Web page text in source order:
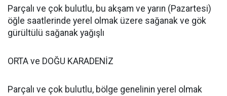
Parçalı ve çok bulutlu, bu akşam ve yarın (Pazartesi)
öğle saatlerinde yerel olmak üzere sağanak ve gök
gürültülü sağanak yağışlı
ORTA ve DOĞU KARADENİZ
Parçalı ve çok bulutlu, bölge genelinin yerel olmak